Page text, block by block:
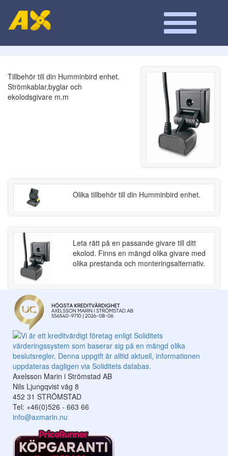
Tillbehör till din Humminbird enhet.
Strömkablar,byglar och
ekolodsgivare m.m
Olika tillbehör till din Humminbird enhet.
Leta rätt på en passande givare till ditt
ekolod. Finns en mängd olika givare med
olika prestanda och monteringsalternativ.
Axelsson Marin i Strömstad AB
Nils Ljungqvist väg 8
452 31 STRÖMSTAD
Tel: +46(0)526 - 663 66
info@axmarin.nu